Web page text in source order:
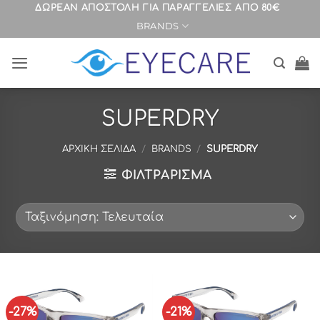
ΜετάβασηΔΩΡΕΑΝ ΑΠΟΣΤΟΛΗ ΓΙΑ ΠΑΡΑΓΓΕΛΙΕΣ ΑΠΟ 80€
BRANDS
SUPERDRY
ΑΡΧΙΚΉ ΣΕΛΊΔΑ / BRANDS / SUPERDRY
ΦΙΛΤΡΆΡΙΣΜΑ
-27% -21%